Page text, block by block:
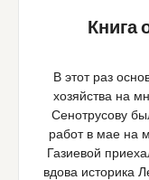
Книга
В этот раз
хозяйства на
Сенотрусову
работ в мае на
Газиевой
вдова историка